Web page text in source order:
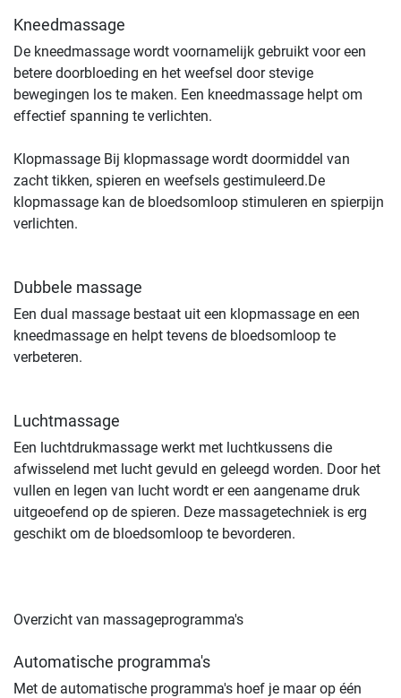
Kneedmassage
De kneedmassage wordt voornamelijk gebruikt voor een
betere doorbloeding en het weefsel door stevige
bewegingen los te maken. Een kneedmassage helpt om
effectief spanning te verlichten.
Klopmassage Bij klopmassage wordt doormiddel van
zacht tikken, spieren en weefsels gestimuleerd.De
klopmassage kan de bloedsomloop stimuleren en spierpijn
verlichten.
Dubbele massage
Een dual massage bestaat uit een klopmassage en een
kneedmassage en helpt tevens de bloedsomloop te
verbeteren.
Luchtmassage
Een luchtdrukmassage werkt met luchtkussens die
afwisselend met lucht gevuld en geleegd worden. Door het
vullen en legen van lucht wordt er een aangename druk
uitgeoefend op de spieren. Deze massagetechniek is erg
geschikt om de bloedsomloop te bevorderen.
Overzicht van massageprogramma's
Automatische programma's
Met de automatische programma's hoef je maar op één